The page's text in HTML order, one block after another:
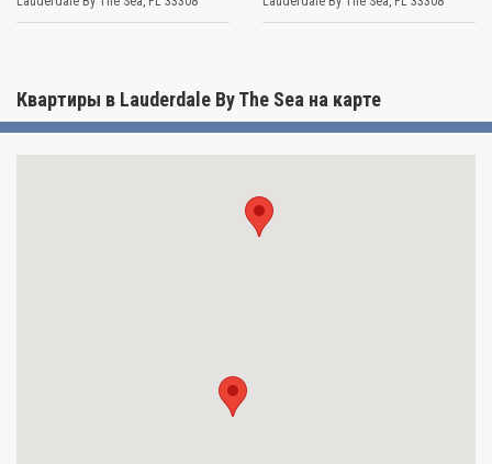
Квартиры в Lauderdale By The Sea на карте